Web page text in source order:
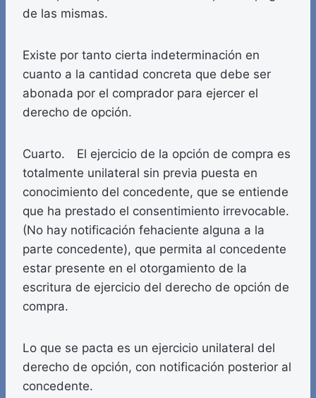
de las mismas.
Existe por tanto cierta indeterminación en
cuanto a la cantidad concreta que debe ser
abonada por el comprador para ejercer el
derecho de opción.
Cuarto. El ejercicio de la opción de compra es
totalmente unilateral sin previa puesta en
conocimiento del concedente, que se entiende
que ha prestado el consentimiento irrevocable.
(No hay notificación fehaciente alguna a la
parte concedente), que permita al concedente
estar presente en el otorgamiento de la
escritura de ejercicio del derecho de opción de
compra.
Lo que se pacta es un ejercicio unilateral del
derecho de opción, con notificación posterior al
concedente.